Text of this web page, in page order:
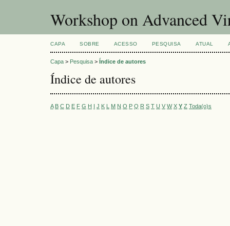
Workshop on Advanced
CAPA SOBRE ACESSO PESQUISA ATUAL
Capa > Pesquisa > Índice de autores
Índice de autores
A B C D E F G H I J K L M N O P Q R S T U V W X Y Z Toda(o)s